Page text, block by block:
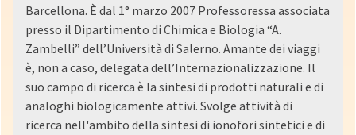
Barcellona. È dal 1° marzo 2007 Professoressa associata
presso il Dipartimento di Chimica e Biologia “A.
Zambelli” dell’Università di Salerno. Amante dei viaggi
è, non a caso, delegata dell’Internazionalizzazione. Il
suo campo di ricerca è la sintesi di prodotti naturali e di
analoghi biologicamente attivi. Svolge attività di
ricerca nell'ambito della sintesi di ionofori sintetici e di